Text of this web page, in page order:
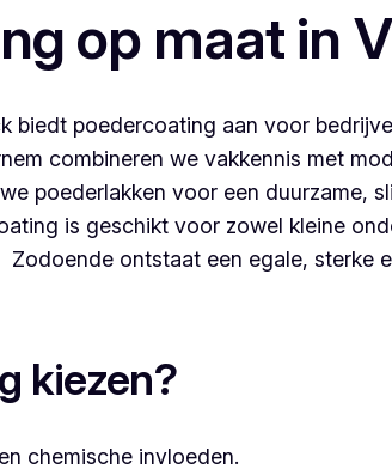
op maat in
biedt poedercoating aan voor
combineren we vakkennis met
poederlakken voor een duurzame,
is geschikt voor zowel kleine
Zodoende ontstaat een egale, sterke
kiezen?
chemische invloeden.